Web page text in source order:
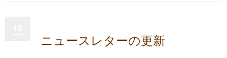
ニュースレターの更新